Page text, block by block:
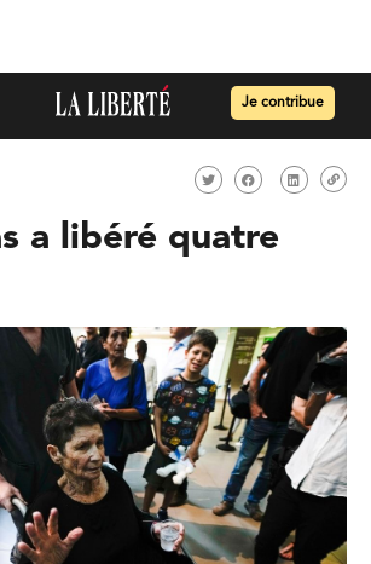
Je contribue
a libéré quatre